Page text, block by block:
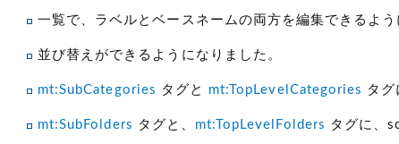
一覧で、ラベルとベースネームの両方を編集できるよう
並び替えができるようになりました。
mt:SubCategories タグと mt:TopLevelCategories タ
mt:SubFolders タグと、 mt:TopLevelFolders タグに、